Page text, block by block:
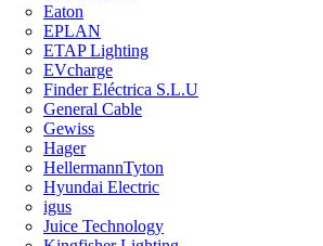
Eaton
EPLAN
ETAP Lighting
EVcharge
Finder Eléctrica S.L.U
General Cable
Gewiss
Hager
HellermannTyton
Hyundai Electric
igus
Juice Technology